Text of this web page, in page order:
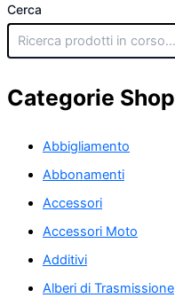
Cerca
Categorie Shop
Abbigliamento
Abbonamenti
Accessori
Accessori Moto
Additivi
Alberi di Trasmissione